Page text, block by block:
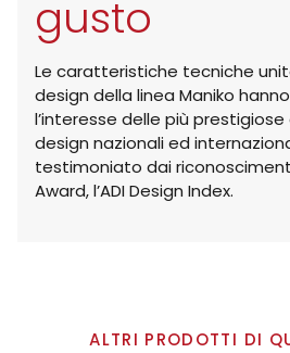
gusto
Le caratteristiche tecniche
design della linea Maniko
l’interesse delle più
design nazionali ed
testimoniato dai
Award, l’ADI Design Index.
ALTRI PRODOTTI DI